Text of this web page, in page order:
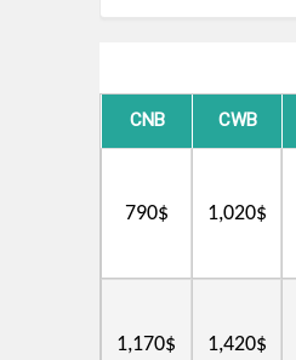
CWB
CNB
1,020$
790$
1,420$
1,170$